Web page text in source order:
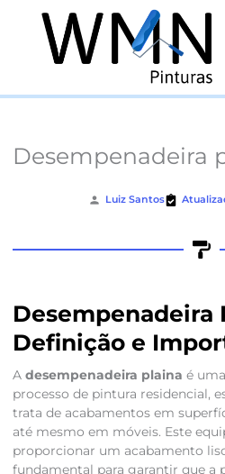
conteúdo
Desempenadeira
Luiz Santos
Desempenadeira
Definição e
A desempenadeira plaina é
processo de pintura residencial,
trata de acabamentos em
até mesmo em móveis. Este
proporcionar um acabamento
fundamental para garantir que a